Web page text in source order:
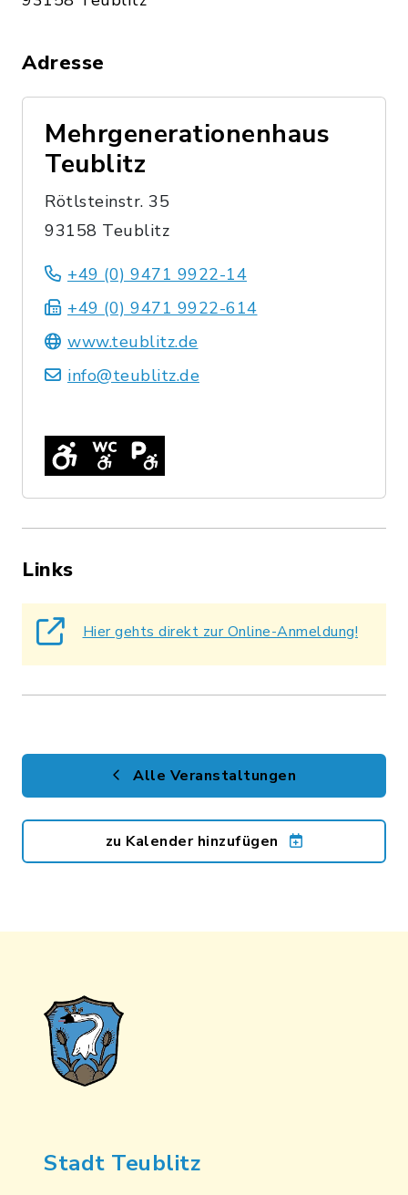
Adresse
Mehrgenerationenhaus
Teublitz
Rötlsteinstr. 35
93158 Teublitz
+49 (0) 9471 9922-14
+49 (0) 9471 9922-614
www.teublitz.de
info@teublitz.de
Links
Hier gehts direkt zur Online-Anmeldung!
Alle Veranstaltungen
zu Kalender hinzufügen
Stadt Teublitz